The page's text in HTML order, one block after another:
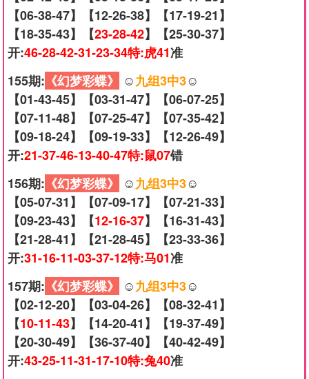
【06-38-47】【12-26-38】【17-19-21】
【18-35-43】【23-28-42】【25-30-37】
开:46-28-42-31-23-34特:虎41准
155期: 《幻梦彩蝶》 ☺️九组3中3☺️
【01-43-45】【03-31-47】【06-07-25】
【07-11-48】【07-25-47】【07-35-42】
【09-18-24】【09-19-33】【12-26-49】
开:21-37-46-13-40-47特:鼠07错
156期: 《幻梦彩蝶》 ☺️九组3中3☺️
【05-07-31】【07-09-17】【07-21-33】
【09-23-43】【12-16-37】【16-31-43】
【21-28-41】【21-28-45】【23-33-36】
开:31-16-11-03-37-12特:马01准
157期: 《幻梦彩蝶》 ☺️九组3中3☺️
【02-12-20】【03-04-26】【08-32-41】
【10-11-43】【14-20-41】【19-37-49】
【20-30-49】【36-37-40】【40-42-49】
开:43-25-11-31-17-10特:兔40准